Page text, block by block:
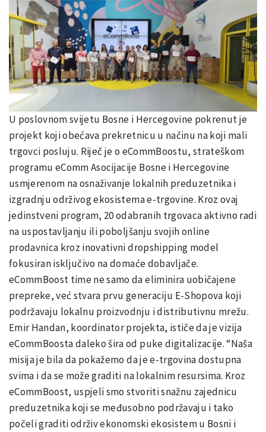
U poslovnom svijetu Bosne i Hercegovine pokrenut je
projekt koji obećava prekretnicu u načinu na koji mali
trgovci posluju. Riječ je o eCommBoostu, strateškom
programu eComm Asocijacije Bosne i Hercegovine
usmjerenom na osnaživanje lokalnih preduzetnika i
izgradnju održivog ekosistema e-trgovine. Kroz ovaj
jedinstveni program, 20 odabranih trgovaca aktivno radi
na uspostavljanju ili poboljšanju svojih online
prodavnica kroz inovativni dropshipping model
fokusiran isključivo na domaće dobavljače.
eCommBoost time ne samo da eliminira uobičajene
prepreke, već stvara prvu generaciju E-Shopova koji
podržavaju lokalnu proizvodnju i distributivnu mrežu.
Emir Handan, koordinator projekta, ističe da je vizija
eCommBoosta daleko šira od puke digitalizacije. “Naša
misija je bila da pokažemo da je e-trgovina dostupna
svima i da se može graditi na lokalnim resursima. Kroz
eCommBoost, uspjeli smo stvoriti snažnu zajednicu
preduzetnika koji se međusobno podržavaju i tako
počeli graditi održiv ekonomski ekosistem u Bosni i